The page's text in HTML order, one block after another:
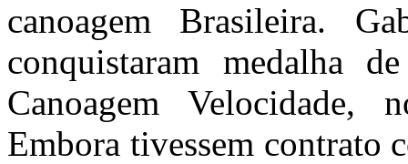
canoagem Brasileira.
conquistaram medalha
Canoagem Velocidade,
Embora tivessem contrato